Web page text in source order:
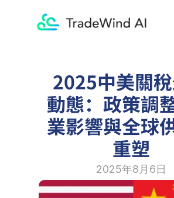
2025中美關
動態：政策調
業影響與全球
重塑
2025年8月6日